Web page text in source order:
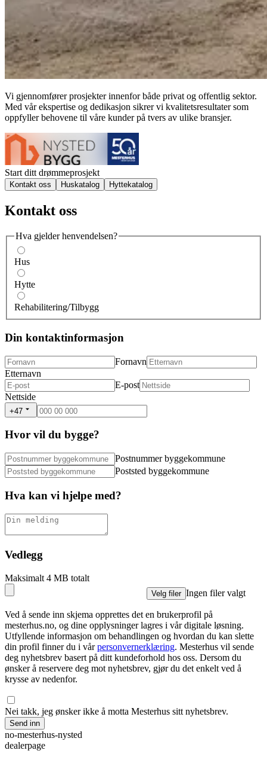
Vi gjennomfører prosjekter innenfor både privat og offentlig sektor.
Med vår ekspertise og dedikasjon sikrer vi kvalitetsresultater som
oppfyller behovene til våre kunder på tvers av ulike bransjer.
Start ditt drømmeprosjekt
Kontakt oss Huskatalog Hyttekatalog
Kontakt oss
Hva gjelder henvendelsen?
Hus
Hytte
Rehabilitering/Tilbygg
Din kontaktinformasjon
Fornavn
Etternavn
E-post
Nettside
+47
Hvor vil du bygge?
Postnummer byggekommune
Poststed byggekommune
Hva kan vi hjelpe med?
Vedlegg
Maksimalt 4 MB totalt
Velg filer Ingen filer valgt
Ved å sende inn skjema opprettes det en brukerprofil på
mesterhus.no, og dine opplysninger lagres i vår digitale løsning.
Utfyllende informasjon om behandlingen og hvordan du kan slette
din profil finner du i vår personvernerklæring. Mesterhus vil sende
deg nyhetsbrev basert på ditt kundeforhold hos oss. Dersom du
ønsker å reservere deg mot nyhetsbrev, gjør du det enkelt ved å
krysse av nedenfor.
Nei takk, jeg ønsker ikke å motta Mesterhus sitt nyhetsbrev.
Send inn
no-mesterhus-nysted
dealerpage